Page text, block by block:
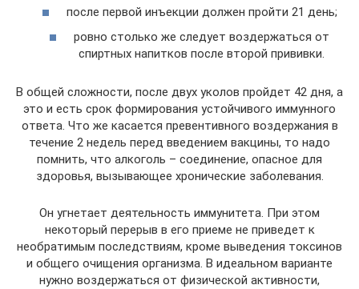
после первой инъекции должен пройти 21 день;
ровно столько же следует воздержаться от
спиртных напитков после второй прививки.
В общей сложности, после двух уколов пройдет 42 дня, а
это и есть срок формирования устойчивого иммунного
ответа. Что же касается превентивного воздержания в
течение 2 недель перед введением вакцины, то надо
помнить, что алкоголь – соединение, опасное для
здоровья, вызывающее хронические заболевания.
Он угнетает деятельность иммунитета. При этом
некоторый перерыв в его приеме не приведет к
необратимым последствиям, кроме выведения токсинов
и общего очищения организма. В идеальном варианте
нужно воздержаться от физической активности,